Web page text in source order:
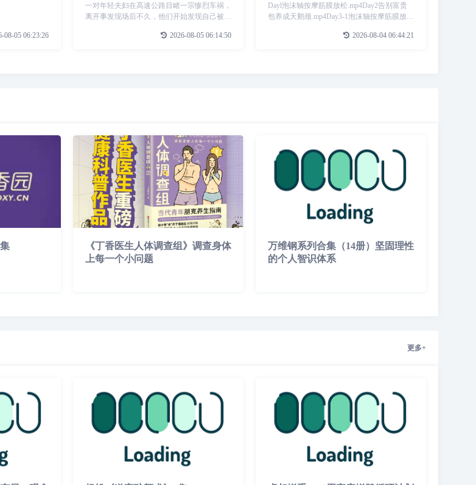
08-05 06:23:26
一对年轻夫妇在高速公路目睹一宗惨烈车祸，
离开事发现场后不久，他们开始发现自己被神
者，不达目的誓不罢休，令他们的公路旅行变
2026-08-05 06:14:50
Dayl泡沫轴按摩筋膜放松.mp4Day2告别富贵
包养成天鹅颈.mp4Day3-1泡沫轴按摩筋膜放松
伸.mp4Day4柔韧脊柱保养瑜伽.mp4Day5肩颈
2026-08-04 06:44:21
《丁香医生人体调查组》调查身体
上每一个小问题
万维钢系列合集（14册）坚固理性
的个人智识体系
更多+